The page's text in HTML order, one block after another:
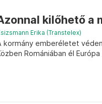
kilőhető a
Erika (Transtelex)
kormány emberéletet
Romániában él